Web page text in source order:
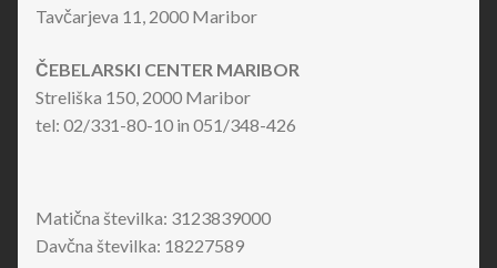
Tavčarjeva 11, 2000 Maribor
ČEBELARSKI CENTER MARIBOR
Streliška 150, 2000 Maribor
tel: 02/331-80-10 in 051/348-426
Matična številka: 3123839000
Davčna številka: 18227589